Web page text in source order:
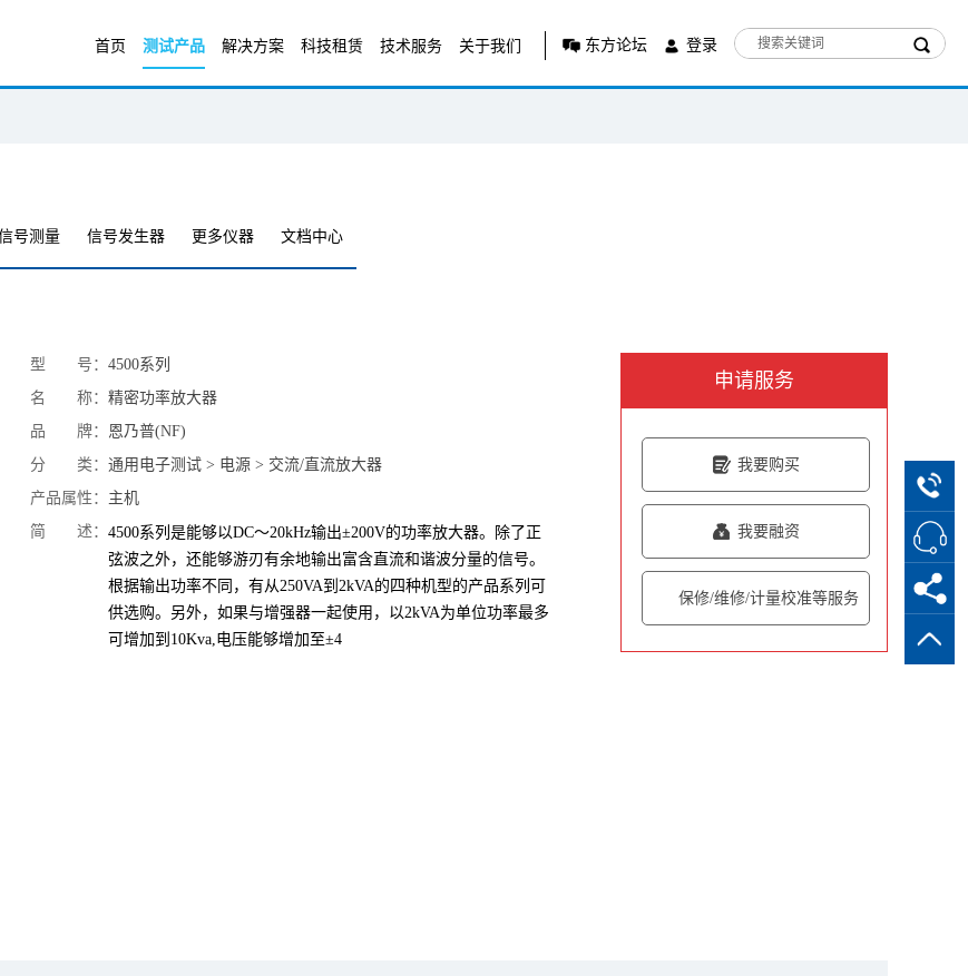
首页 测试产品 解决方案 科技租赁 技术服务 关于我们 东方论坛 登录
号测量 信号发生器 更多仪器 文档中心
型 号： 4500系列
名 称： 精密功率放大器
品 牌： 恩乃普(NF)
分 类： 通用电子测试 > 电源 > 交流/直流放大器
产品属性： 主机
简 述： 4500系列是能够以DC～20kHz输出±200V的功率放大器。除了正
弦波之外，还能够游刃有余地输出富含直流和谐波分量的信号。
根据输出功率不同，有从250VA到2kVA的四种机型的产品系列可
供选购。另外，如果与增强器一起使用，以2kVA为单位功率最多
可增加到10Kva,电压能够增加至±4
申请服务
我要购买
我要融资
保修/维修/计量校准等服务